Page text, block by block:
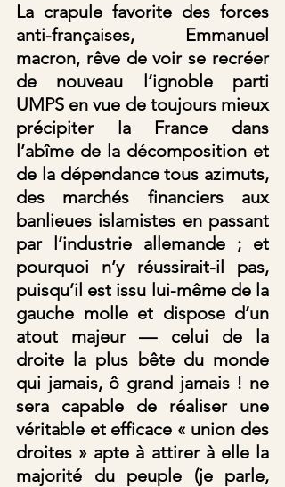
La crapule favorite des forces
anti-françaises, Emmanuel
macron, rêve de voir se recréer
de nouveau l’ignoble parti
UMPS en vue de toujours mieux
précipiter la France dans
l’abîme de la décomposition et
de la dépendance tous azimuts,
des marchés financiers aux
banlieues islamistes en passant
par l’industrie allemande ; et
pourquoi n’y réussirait-il pas,
puisqu’il est issu lui-même de la
gauche molle et dispose d’un
atout majeur — celui de la
droite la plus bête du monde
qui jamais, ô grand jamais ! ne
sera capable de réaliser une
véritable et efficace « union des
droites » apte à attirer à elle la
majorité du peuple (je parle,